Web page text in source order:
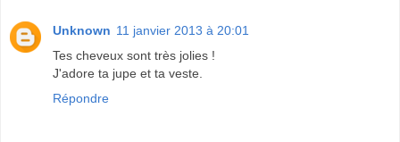
Unknown 11 janvier 2013 à 20:01
Tes cheveux sont très jolies !
J'adore ta jupe et ta veste.
Répondre